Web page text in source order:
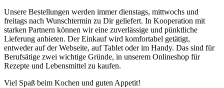
Unsere Bestellungen werden immer dienstags, mittwochs und
freitags nach Wunschtermin zu Dir geliefert. In Kooperation mit
starken Partnern können wir eine zuverlässige und pünktliche
Lieferung anbieten. Der Einkauf wird komfortabel getätigt,
entweder auf der Webseite, auf Tablet oder im Handy. Das sind für
Berufsätige zwei wichtige Gründe, in unserem Onlineshop für
Rezepte und Lebensmittel zu kaufen.
Viel Spaß beim Kochen und guten Appetit!